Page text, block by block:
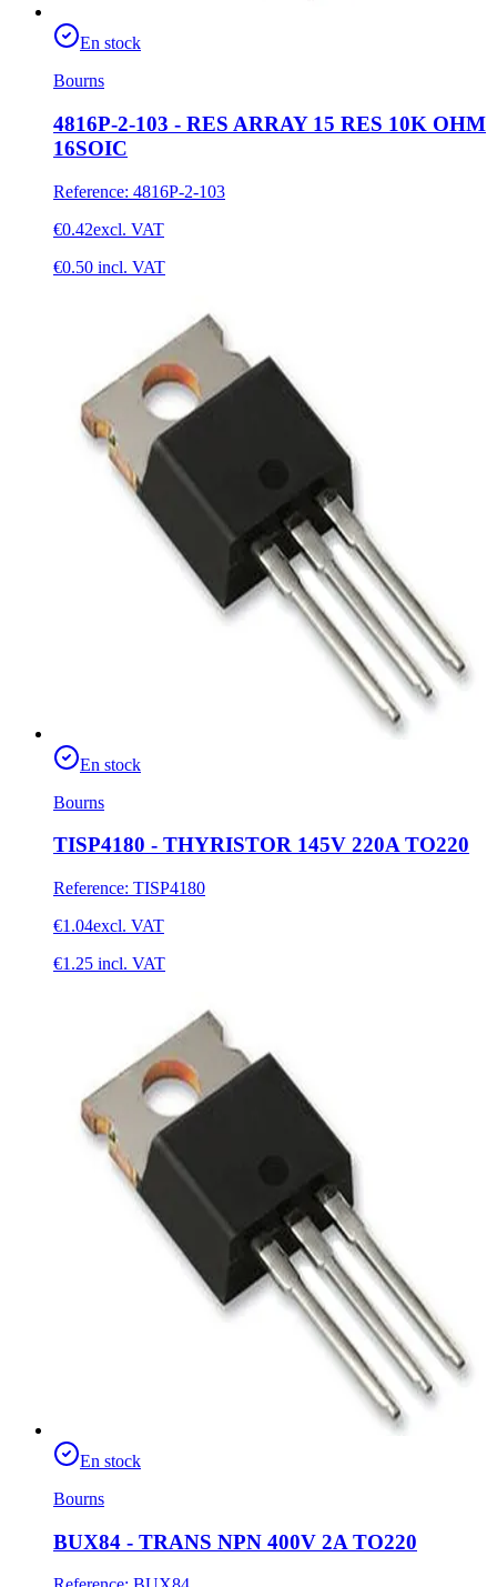
En stock
Bourns
4816P-2-103 - RES ARRAY 15 RES 10K OHM
16SOIC
Reference: 4816P-2-103
€0.42excl. VAT
€0.50 incl. VAT
En stock
Bourns
TISP4180 - THYRISTOR 145V 220A TO220
Reference: TISP4180
€1.04excl. VAT
€1.25 incl. VAT
En stock
Bourns
BUX84 - TRANS NPN 400V 2A TO220